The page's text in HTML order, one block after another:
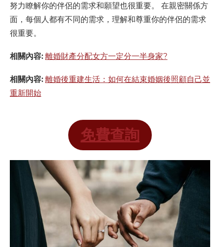
努力瞭解你的伴侶的需求和願望也很重要。 在親密關係方
面，每個人都有不同的需求，理解和尊重你的伴侶的需求
很重要。
相關內容: 離婚財產分配女方一定分一半身家?
相關內容: 離婚後重建生活：如何在結束婚姻後照顧自己並
重新開始
免費查詢